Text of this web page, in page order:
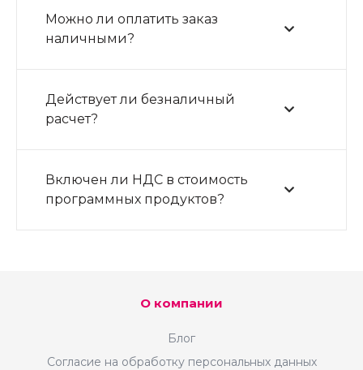
Можно ли оплатить заказ
наличными?
Действует ли безналичный
расчет?
Включен ли НДС в стоимость
программных продуктов?
О компании
Блог
Согласие на обработку персональных данных